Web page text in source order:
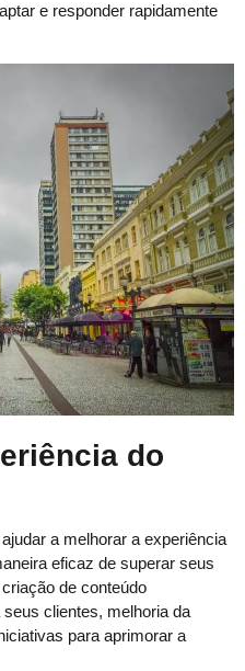
e responder rapidamente
do
a melhorar a experiência
eficaz de superar seus
de conteúdo
clientes, melhoria da
para aprimorar a